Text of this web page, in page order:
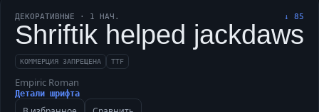
ДЕКОРАТИВНЫЕ · 1 НАЧ. ↓ 85
Shriftik helped jackdaws
КОММЕРЦИЯ ЗАПРЕЩЕНА TTF
Empiric Roman
Детали шрифта